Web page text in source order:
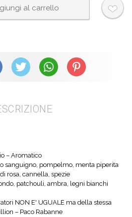
X (Twitter) WhatsAppPinterest
– Aromatico
sanguigno, pompelmo, menta piperita
rosa, cannella, spezie
patchouli, ambra, legni bianchi
NON E' UGUALE ma della stessa
– Paco Rabanne